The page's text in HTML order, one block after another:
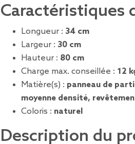
Caractéristiques
Longueur : 34 cm
Largeur : 30 cm
Hauteur : 80 cm
Charge max. conseillée : 12
Matière(s) : panneau de
moyenne densité,
Coloris : naturel
Description du